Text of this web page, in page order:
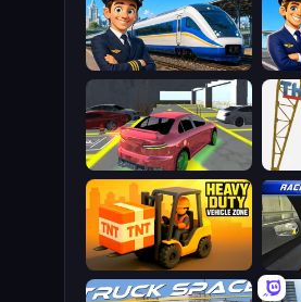
Idle Train Empire Tycoon
Garage Parking
Heavy Duty: Vehicle Zone